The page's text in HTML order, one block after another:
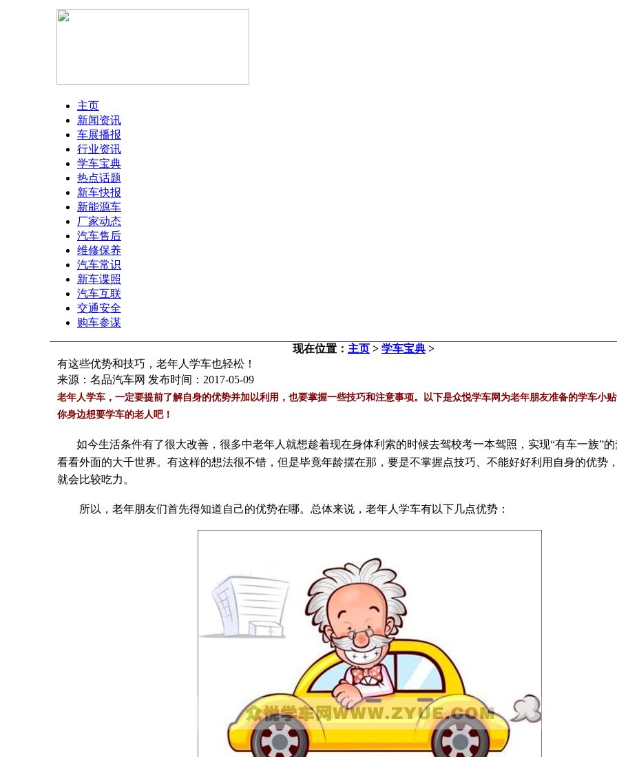
主页
新闻资讯
车展播报
行业资讯
学车宝典
热点话题
新车快报
新能源车
厂家动态
汽车售后
维修保养
汽车常识
新车谍照
汽车互联
交通安全
购车参谋
现在位置： 主页 > 学车宝典 >
有这些优势和技巧，老年人学车也轻松！
来源：名品汽车网 发布时间：2017-05-09
老年人学车，一定要提前了解自身的优势并加以利用，也要掌握一些技巧和注意事项。以下是众悦学车网为老年朋友准备的学车小
你身边想要学车的老人吧！
如今生活条件有了很大改善，很多中老年人就想趁着现在身体利索的时候去驾校考一本驾照，实现“有车一族”
看看外面的大千世界。有这样的想法很不错，但是毕竟年龄摆在那，要是不掌握点技巧、不能好好利用自身的优势
就会比较吃力。
所以，老年朋友们首先得知道自己的优势在哪。总体来说，老年人学车有以下几点优势：